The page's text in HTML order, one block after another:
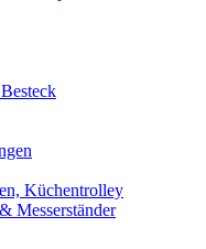
Küchentrolley
Messerständer